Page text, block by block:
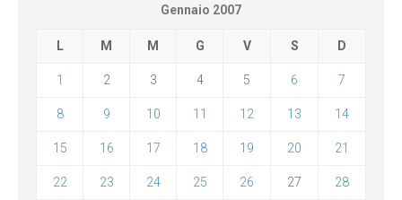
Gennaio 2007
L M M G V S D
1 2 3 4 5 6 7
8 9 10 11 12 13 14
15 16 17 18 19 20 21
22 23 24 25 26 27 28